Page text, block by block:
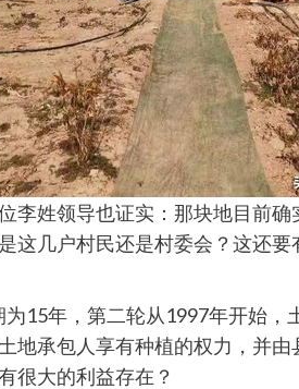
李姓领导也证实：那块地目前
几户村民还是村委会？这还
15年，第二轮从1997年开始
地承包人享有种植的权力，并
很大的利益存在？